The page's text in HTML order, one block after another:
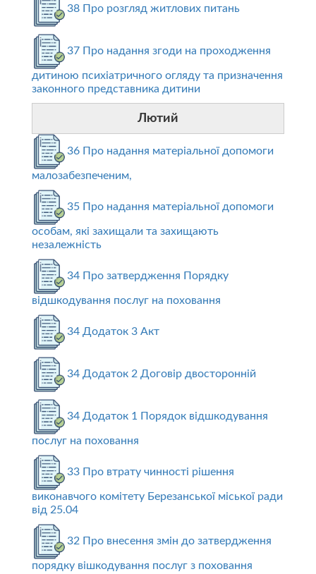
38 Про розгляд житлових питань
37 Про надання згоди на проходження
дитиною психіатричного огляду та призначення
законного представника дитини
Лютий
36 Про надання матеріальної допомоги
малозабезпеченим,
35 Про надання матеріальної допомоги
особам, які захищали та захищають
незалежність
34 Про затвердження Порядку
відшкодування послуг на поховання
34 Додаток 3 Акт
34 Додаток 2 Договір двосторонній
34 Додаток 1 Порядок відшкодування
послуг на поховання
33 Про втрату чинності рішення
виконавчого комітету Березанської міської ради
від 25.04
32 Про внесення змін до затвердження
порядку вішкодування послуг з поховання